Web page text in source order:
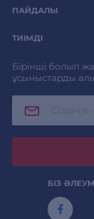
ПАЙДАЛЫ
ТИІМДІ
Бірінші болып
ұсыныстарды
БІЗ